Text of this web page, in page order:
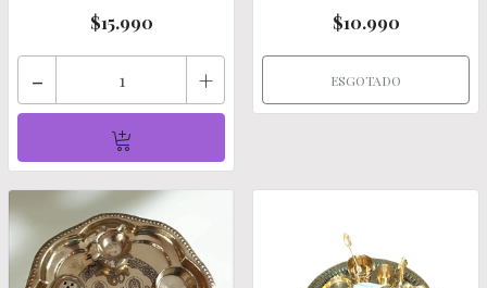
$15.990
- +
$10.990
ESGOTADO